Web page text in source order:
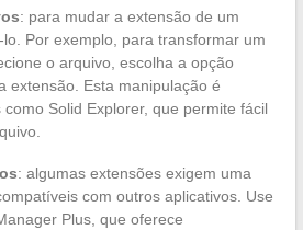
: para mudar a extensão de um
Por exemplo, para transformar um
o arquivo, escolha a opção
extensão. Esta manipulação é
Solid Explorer, que permite fácil
: algumas extensões exigem uma
com outros aplicativos. Use
Plus, que oferece